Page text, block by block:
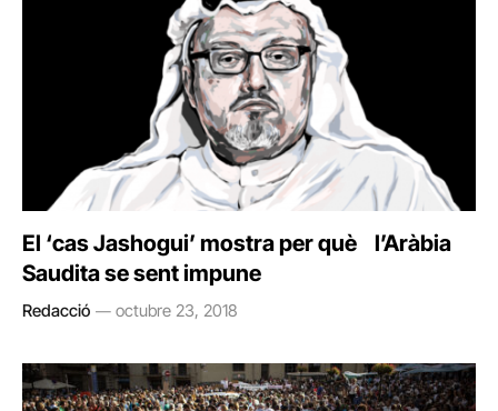
El ‘cas Jashogui’ mostra per què l’Aràbia
Saudita se sent impune
Redacció octubre 23, 2018